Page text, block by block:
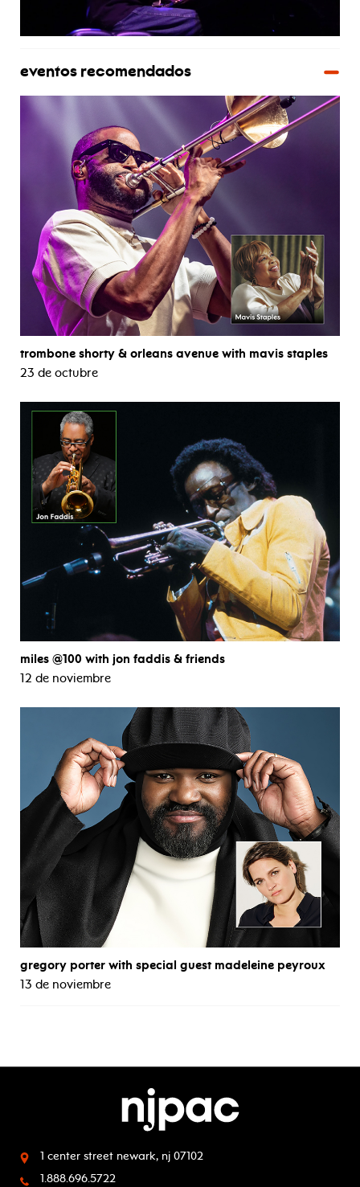
eventos recomendados
trombone shorty & orleans avenue with mavis staples
23 de octubre
miles @100 with jon faddis & friends
12 de noviembre
gregory porter with special guest madeleine peyroux
13 de noviembre
1 center street newark, nj 07102
1.888.696.5722